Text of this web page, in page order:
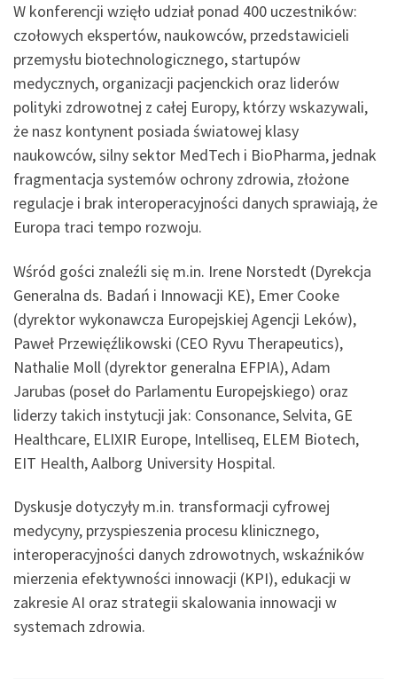
W konferencji wzięło udział ponad 400 uczestników:
czołowych ekspertów, naukowców, przedstawicieli
przemysłu biotechnologicznego, startupów
medycznych, organizacji pacjenckich oraz liderów
polityki zdrowotnej z całej Europy, którzy wskazywali,
że nasz kontynent posiada światowej klasy
naukowców, silny sektor MedTech i BioPharma, jednak
fragmentacja systemów ochrony zdrowia, złożone
regulacje i brak interoperacyjności danych sprawiają, że
Europa traci tempo rozwoju.
Wśród gości znaleźli się m.in. Irene Norstedt (Dyrekcja
Generalna ds. Badań i Innowacji KE), Emer Cooke
(dyrektor wykonawcza Europejskiej Agencji Leków),
Paweł Przewięźlikowski (CEO Ryvu Therapeutics),
Nathalie Moll (dyrektor generalna EFPIA), Adam
Jarubas (poseł do Parlamentu Europejskiego) oraz
liderzy takich instytucji jak: Consonance, Selvita, GE
Healthcare, ELIXIR Europe, Intelliseq, ELEM Biotech,
EIT Health, Aalborg University Hospital.
Dyskusje dotyczyły m.in. transformacji cyfrowej
medycyny, przyspieszenia procesu klinicznego,
interoperacyjności danych zdrowotnych, wskaźników
mierzenia efektywności innowacji (KPI), edukacji w
zakresie AI oraz strategii skalowania innowacji w
systemach zdrowia.